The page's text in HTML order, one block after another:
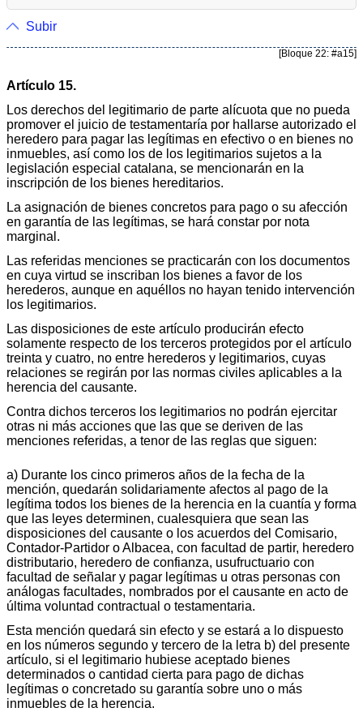
Subir
[Bloque 22: #a15]
Artículo 15.
Los derechos del legitimario de parte alícuota que no pueda
promover el juicio de testamentaría por hallarse autorizado el
heredero para pagar las legítimas en efectivo o en bienes no
inmuebles, así como los de los legitimarios sujetos a la
legislación especial catalana, se mencionarán en la
inscripción de los bienes hereditarios.
La asignación de bienes concretos para pago o su afección
en garantía de las legítimas, se hará constar por nota
marginal.
Las referidas menciones se practicarán con los documentos
en cuya virtud se inscriban los bienes a favor de los
herederos, aunque en aquéllos no hayan tenido intervención
los legitimarios.
Las disposiciones de este artículo producirán efecto
solamente respecto de los terceros protegidos por el artículo
treinta y cuatro, no entre herederos y legitimarios, cuyas
relaciones se regirán por las normas civiles aplicables a la
herencia del causante.
Contra dichos terceros los legitimarios no podrán ejercitar
otras ni más acciones que las que se deriven de las
menciones referidas, a tenor de las reglas que siguen:
a) Durante los cinco primeros años de la fecha de la
mención, quedarán solidariamente afectos al pago de la
legítima todos los bienes de la herencia en la cuantía y forma
que las leyes determinen, cualesquiera que sean las
disposiciones del causante o los acuerdos del Comisario,
Contador-Partidor o Albacea, con facultad de partir, heredero
distributario, heredero de confianza, usufructuario con
facultad de señalar y pagar legítimas u otras personas con
análogas facultades, nombrados por el causante en acto de
última voluntad contractual o testamentaria.
Esta mención quedará sin efecto y se estará a lo dispuesto
en los números segundo y tercero de la letra b) del presente
artículo, si el legitimario hubiese aceptado bienes
determinados o cantidad cierta para pago de dichas
legítimas o concretado su garantía sobre uno o más
inmuebles de la herencia.